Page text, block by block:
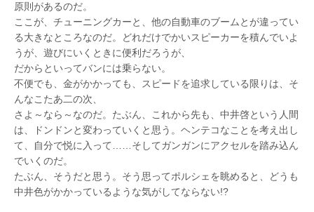
原則があるのだ。
ここが、チューニングカーと、他の自動車のブームとが違ってい
る大きなところなのだ。どれだけでかいスピーカーを積んでいよ
うが、遊びにいくときに便利だろうが、
だからといってバンには乗らない。
不便でも、金がかかっても、スピードを追求している限りは、そ
んなこたあ二の次、
さよ～なら～なのだ。たぶん、これから先も、中井啓という人間
は、ドンドンと変わっていくと思う。ヘンテコなことを考え出し
て、自分で悦に入って……そしてガンガンにアクセルを踏み込ん
でいくのだ。
たぶん、そうだと思う。そう思ってポルシェを眺めると、どうも
中井色がかかっているような気がしてならない!?